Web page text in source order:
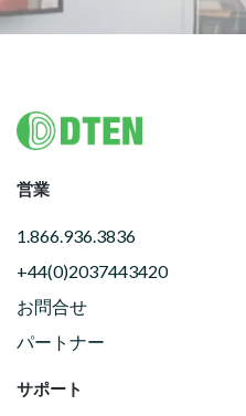
Footer
営業
1.866.936.3836
+44(0)2037443420
お問合せ
パートナー
サポート